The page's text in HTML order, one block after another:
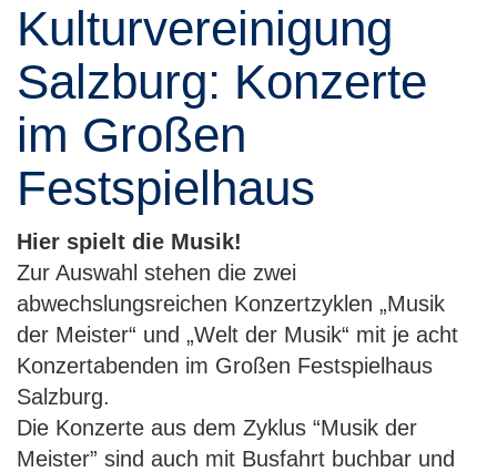
Kulturvereinigung
Salzburg: Konzerte
im Großen
Festspielhaus
Hier spielt die Musik!
Zur Auswahl stehen die zwei
abwechslungsreichen Konzertzyklen „Musik
der Meister“ und „Welt der Musik“ mit je acht
Konzertabenden im Großen Festspielhaus
Salzburg.
Die Konzerte aus dem Zyklus “Musik der
Meister” sind auch mit Busfahrt buchbar und